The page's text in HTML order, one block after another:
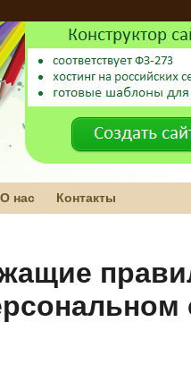
О нас Контакты